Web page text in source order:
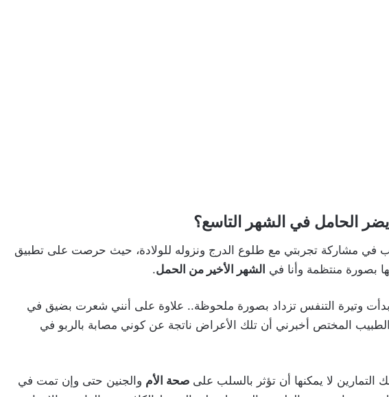
الحامل في الشهر التاسع؟
وأرغب في مشاركة تجربتي مع طلوع الدرج ونزوله للولادة، حيث حرصت على تطبيق
بصورة منتظمة وأنا في الشهر الأخير من الحمل.
وتيرة التنفس تزداد بصورة ملحوظة.. علاوة على أنني شعرت بضيق في
المختص أخبرني أن تلك الأعراض ناتجة عن كوني مصابة بالربو في
التمارين لا يمكنها أن تؤثر بالسلب على صحة الأم والجنين حتى وإن تمت في